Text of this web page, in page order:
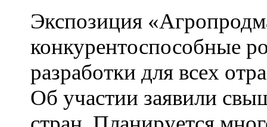
Экспозиция
конкурентоспособные
разработки для всех
Об участии заявили